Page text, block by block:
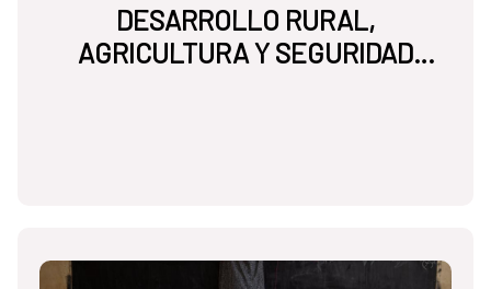
DESARROLLO RURAL,
AGRICULTURA Y SEGURIDAD